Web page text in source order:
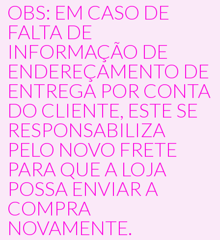
OBS: EM CASO DE
FALTA DE
INFORMAÇÃO DE
ENDEREÇAMENTO DE
ENTREGA POR CONTA
DO CLIENTE, ESTE SE
RESPONSABILIZA
PELO NOVO FRETE
PARA QUE A LOJA
POSSA ENVIAR A
COMPRA
NOVAMENTE.